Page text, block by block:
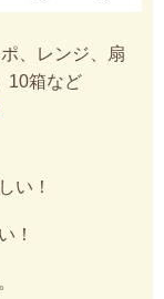
、レンジ、扇
10箱など
い！
！